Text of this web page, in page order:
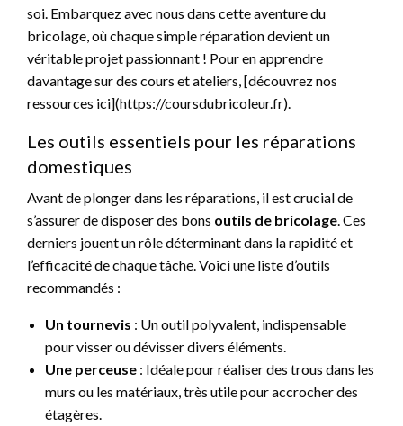
soi. Embarquez avec nous dans cette aventure du
bricolage, où chaque simple réparation devient un
véritable projet passionnant ! Pour en apprendre
davantage sur des cours et ateliers, [découvrez nos
ressources ici](https://coursdubricoleur.fr).
Les outils essentiels pour les réparations
domestiques
Avant de plonger dans les réparations, il est crucial de
s’assurer de disposer des bons outils de bricolage . Ces
derniers jouent un rôle déterminant dans la rapidité et
l’efficacité de chaque tâche. Voici une liste d’outils
recommandés :
Un tournevis : Un outil polyvalent, indispensable
pour visser ou dévisser divers éléments.
Une perceuse : Idéale pour réaliser des trous dans les
murs ou les matériaux, très utile pour accrocher des
étagères.